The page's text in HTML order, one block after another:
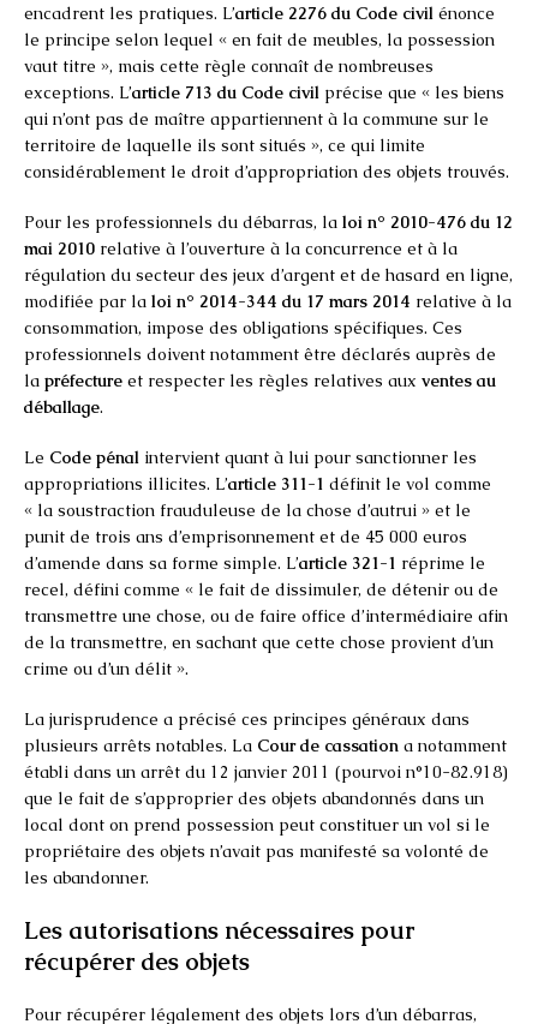
encadrent les pratiques. L’article 2276 du Code civil énonce
le principe selon lequel « en fait de meubles, la possession
vaut titre », mais cette règle connaît de nombreuses
exceptions. L’article 713 du Code civil précise que « les biens
qui n’ont pas de maître appartiennent à la commune sur le
territoire de laquelle ils sont situés », ce qui limite
considérablement le droit d’appropriation des objets trouvés.
Pour les professionnels du débarras, la loi n° 2010-476 du 12
mai 2010 relative à l’ouverture à la concurrence et à la
régulation du secteur des jeux d’argent et de hasard en ligne,
modifiée par la loi n° 2014-344 du 17 mars 2014 relative à la
consommation, impose des obligations spécifiques. Ces
professionnels doivent notamment être déclarés auprès de
la préfecture et respecter les règles relatives aux ventes au
déballage.
Le Code pénal intervient quant à lui pour sanctionner les
appropriations illicites. L’article 311-1 définit le vol comme
« la soustraction frauduleuse de la chose d’autrui » et le
punit de trois ans d’emprisonnement et de 45 000 euros
d’amende dans sa forme simple. L’article 321-1 réprime le
recel, défini comme « le fait de dissimuler, de détenir ou de
transmettre une chose, ou de faire office d’intermédiaire afin
de la transmettre, en sachant que cette chose provient d’un
crime ou d’un délit ».
La jurisprudence a précisé ces principes généraux dans
plusieurs arrêts notables. La Cour de cassation a notamment
établi dans un arrêt du 12 janvier 2011 (pourvoi n°10-82.918)
que le fait de s’approprier des objets abandonnés dans un
local dont on prend possession peut constituer un vol si le
propriétaire des objets n’avait pas manifesté sa volonté de
les abandonner.
Les autorisations nécessaires pour
récupérer des objets
Pour récupérer légalement des objets lors d’un débarras,